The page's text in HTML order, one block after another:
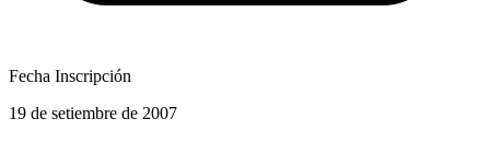
Fecha Inscripción
19 de setiembre de 2007